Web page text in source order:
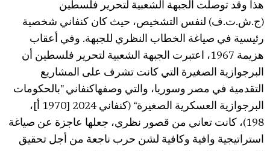
هذا وقد توصلت الجبهة الشعبية لتحرير فلسطين
(ج.ش.ت.ف) لنفس التشخيص، حيث كان كنفاني شخصية
رئيسية في صياغة الخطاب النظري للجبهة. وفي أعقاب
هزيمة 1967، اعتبرت الجبهة الشعبية لتحرير فلسطين أن
البرجوازية الصغيرة التي كانت تشرف على المشاريع
التقدمية في مصر وسوريا، والتي وصفهاكنفاني "بالحكومات
البرجوازية العسكرية الصغيرة“ (كنفاني 2024 [1970 أ]،
198)، كانت تعاني من قصور نظري، جعلها عاجزة عن صياغة
استراتيجية وافية وكافية لشن حرب ناجعة من أجل تحقيق